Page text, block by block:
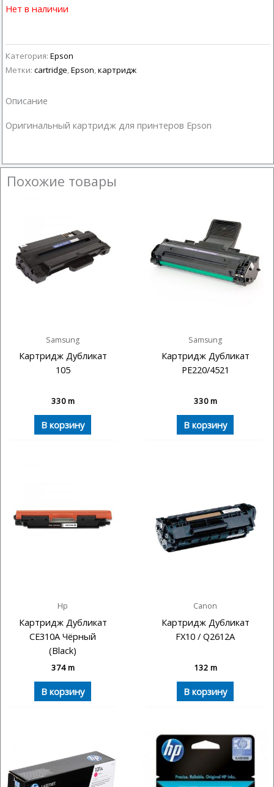
Нет в наличии
Категория: Epson
Метки: cartridge Epson картридж
Описание
Оригинальный картридж для принтеров Epson
Похожие товары
Samsung
Картридж Дубликат
105
330m
В корзину
Samsung
Картридж Дубликат
PE220/4521
330m
В корзину
Hp
Картридж Дубликат
CE310A Чёрный
(Black)
374m
В корзину
Canon
Картридж Дубликат
FX10 / Q2612A
132 m
В корзину